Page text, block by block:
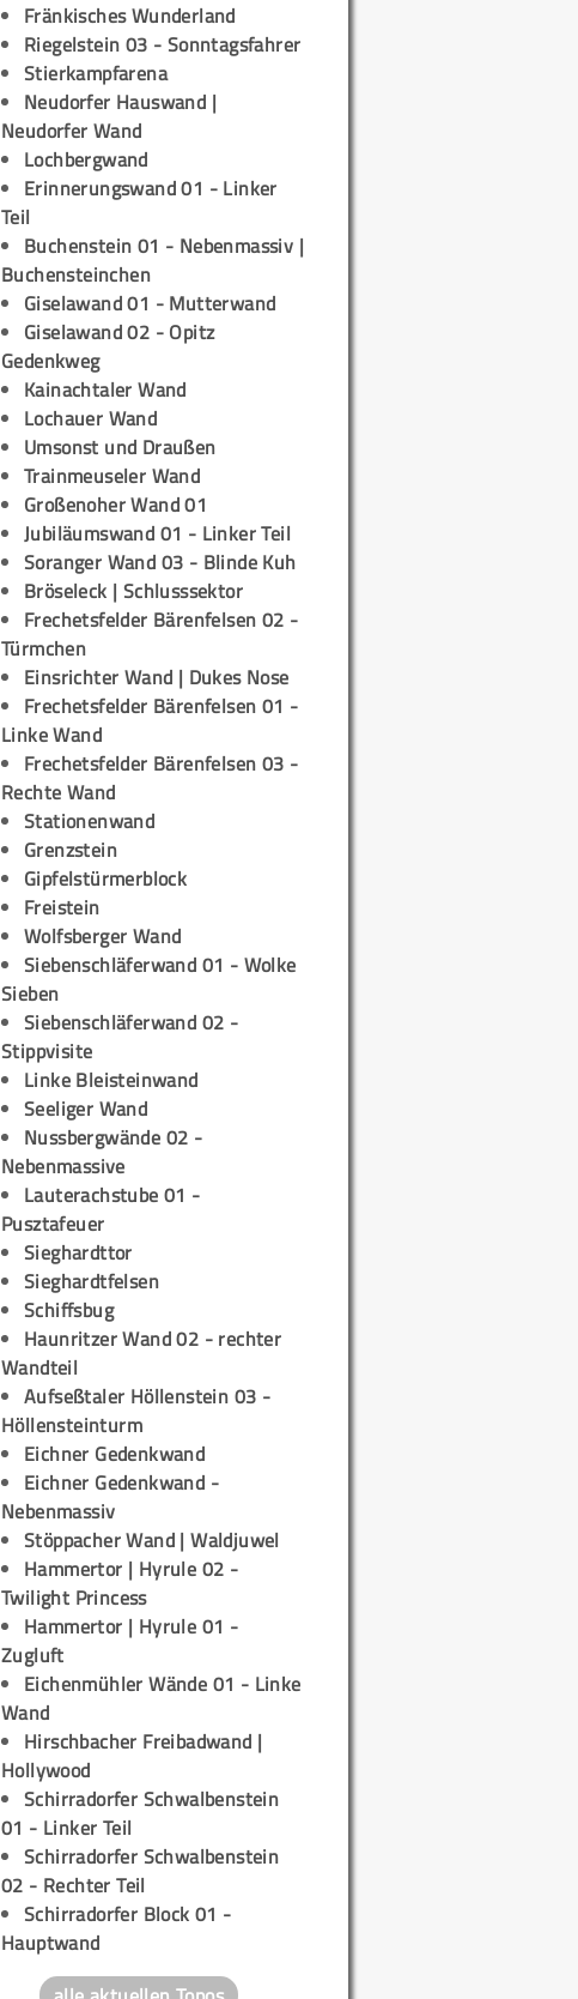
Fränkisches Wunderland
Riegelstein 03 - Sonntagsfahrer
Stierkampfarena
Neudorfer Hauswand |
Neudorfer Wand
Lochbergwand
Erinnerungswand 01 - Linker
Teil
Buchenstein 01 - Nebenmassiv |
Buchensteinchen
Giselawand 01 - Mutterwand
Giselawand 02 - Opitz
Gedenkweg
Kainachtaler Wand
Lochauer Wand
Umsonst und Draußen
Trainmeuseler Wand
Großenoher Wand 01
Jubiläumswand 01 - Linker Teil
Soranger Wand 03 - Blinde Kuh
Bröseleck | Schlusssektor
Frechetsfelder Bärenfelsen 02 -
Türmchen
Einsrichter Wand | Dukes Nose
Frechetsfelder Bärenfelsen 01 -
Linke Wand
Frechetsfelder Bärenfelsen 03 -
Rechte Wand
Stationenwand
Grenzstein
Gipfelstürmerblock
Freistein
Wolfsberger Wand
Siebenschläferwand 01 - Wolke
Sieben
Siebenschläferwand 02 -
Stippvisite
Linke Bleisteinwand
Seeliger Wand
Nussbergwände 02 -
Nebenmassive
Lauterachstube 01 -
Pusztafeuer
Sieghardttor
Sieghardtfelsen
Schiffsbug
Haunritzer Wand 02 - rechter
Wandteil
Aufseßtaler Höllenstein 03 -
Höllensteinturm
Eichner Gedenkwand
Eichner Gedenkwand -
Nebenmassiv
Stöppacher Wand | Waldjuwel
Hammertor | Hyrule 02 -
Twilight Princess
Hammertor | Hyrule 01 -
Zugluft
Eichenmühler Wände 01 - Linke
Wand
Hirschbacher Freibadwand |
Hollywood
Schirradorfer Schwalbenstein
01 - Linker Teil
Schirradorfer Schwalbenstein
02 - Rechter Teil
Schirradorfer Block 01 -
Hauptwand